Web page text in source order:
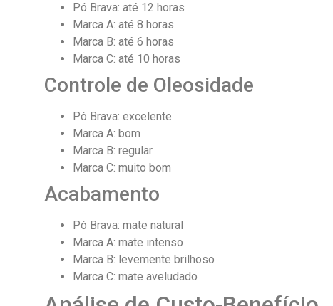
Pó Brava: até 12 horas
Marca A: até 8 horas
Marca B: até 6 horas
Marca C: até 10 horas
Controle de Oleosidade
Pó Brava: excelente
Marca A: bom
Marca B: regular
Marca C: muito bom
Acabamento
Pó Brava: mate natural
Marca A: mate intenso
Marca B: levemente brilhoso
Marca C: mate aveludado